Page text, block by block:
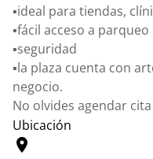
▪️ideal para tiendas,
▪️fácil acceso a parqueo
▪️seguridad
▪️la plaza cuenta con
negocio.
No olvides agendar cita
Ubicación
location_on